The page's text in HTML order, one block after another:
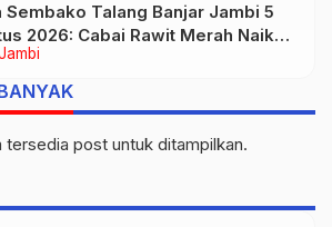
Sembako Talang Banjar Jambi 5
2026: Cabai Rawit Merah Naik
Ribu
tersedia post untuk ditampilkan.